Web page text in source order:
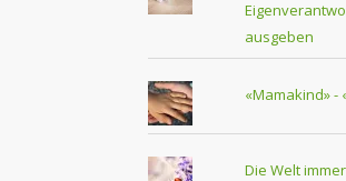
ausgeben
«Mamakind» -
Die Welt